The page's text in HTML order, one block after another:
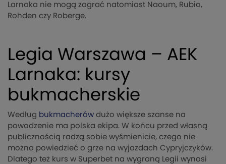
Larnaka nie mogą zagrać natomiast Naoum, Rubio,
Rohden czy Roberge.
Legia Warszawa – AEK
Larnaka: kursy
bukmacherskie
Według bukmacherów dużo większe szanse na
powodzenie ma polska ekipa. W końcu przed własną
publicznością radzą sobie wyśmienicie, czego nie
można powiedzieć o grze na wyjazdach Cypryjczyków.
Dlatego też kurs w Superbet na wygraną Legii wynosi